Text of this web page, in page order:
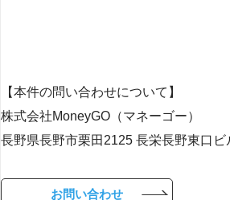
【本件の問い合わせについて】
株式会社MoneyGO（マネーゴー）
長野県長野市栗田2125 長栄長野東口ビ
お問い合わせ